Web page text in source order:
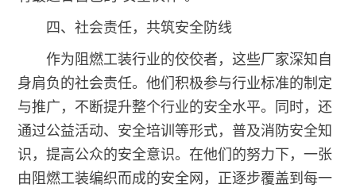
四、社会责任，共筑安全防线
作为阻燃工装行业的佼佼者，这些厂家深知自
身肩负的社会责任。他们积极参与行业标准的制定
与推广，不断提升整个行业的安全水平。同时，还
通过公益活动、安全培训等形式，普及消防安全知
识，提高公众的安全意识。在他们的努力下，一张
由阻燃工装编织而成的安全网，正逐步覆盖到每一